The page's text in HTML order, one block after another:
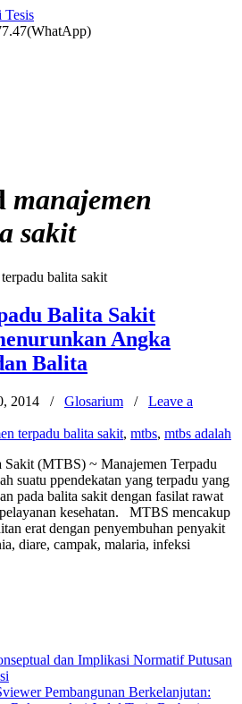
Tesis
manajemen
sakit
balita sakit
Balita Sakit
Angka
Balita
2014 / Glosarium / Leave a
terpadu balita sakit, mtbs, mtbs adalah
Sakit (MTBS) ~ Manajemen Terpadu
suatu ppendekatan yang terpadu yang
pada balita sakit dengan fasilat rawat
kesehatan. MTBS mencakup
erat dengan penyembuhan penyakit
diare, campak, malaria, infeksi
dan Implikasi Normatif Putusan